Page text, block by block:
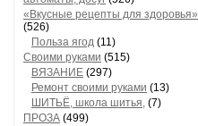
«Вкусные рецепты для здоровья»
(526)
Польза ягод (11)
Своими руками (515)
ВЯЗАНИЕ (297)
Ремонт своими руками (13)
ШИТЬЁ, школа шитья, (7)
ПРОЗА (499)